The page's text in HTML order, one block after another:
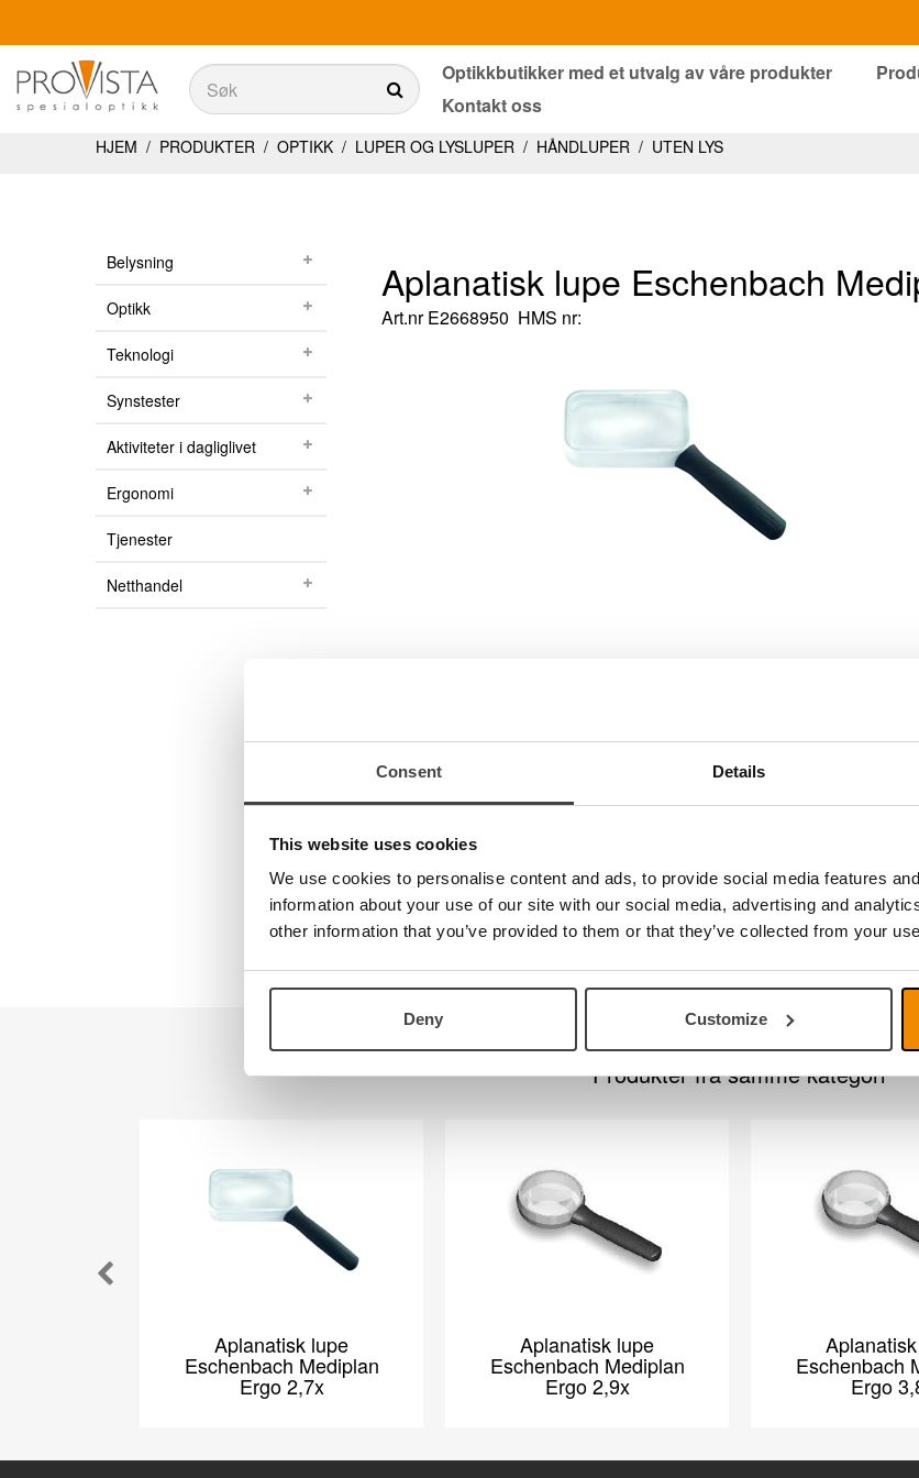
Consent Details
This website uses cookies
We use cookies to personalise content and ads, to provide social media features
information about your use of our site with our social media, advertising and
other information that you’ve provided to them or that they’ve collected from your
Deny Customize
Søk Optikkbutikker med et utvalg av våre produkter
Kontakt oss
Produkter
Synstester
Aktiviteter i dagliglivet
Ergonomi
Tjenester
Optikkbutikker med et utvalg av våre produkter
Kurs og kompetanse
Kurs for brukere
Esys / b.note i Supernova skjermleser og Dolphin skjermleser
Programvare / oppgraderinger
HJEM / PRODUKTER / OPTIKK / LUPER OG LYSLUPER / HÅNDLUPER / UTEN LYS
Belysning
Optikk
Teknologi
Synstester
Aktiviteter i dagliglivet
Ergonomi
Tjenester
Netthandel
Aplanatisk lupe Eschenbach
Art.nrE2668950 HMS nr:
Aplantisk lupe bestående av to plankonvekse linser i PXM
En aplanatisk linse består av to tynne linser i stedet for en tykk.
av lupen.
Produkter fra samme kategori
Aplanatisk lupe
Eschenbach Mediplan
Ergo 2,7x
Aplanatisk lupe
Eschenbach Mediplan
Ergo 2,9x
Eschenbach
Ergo